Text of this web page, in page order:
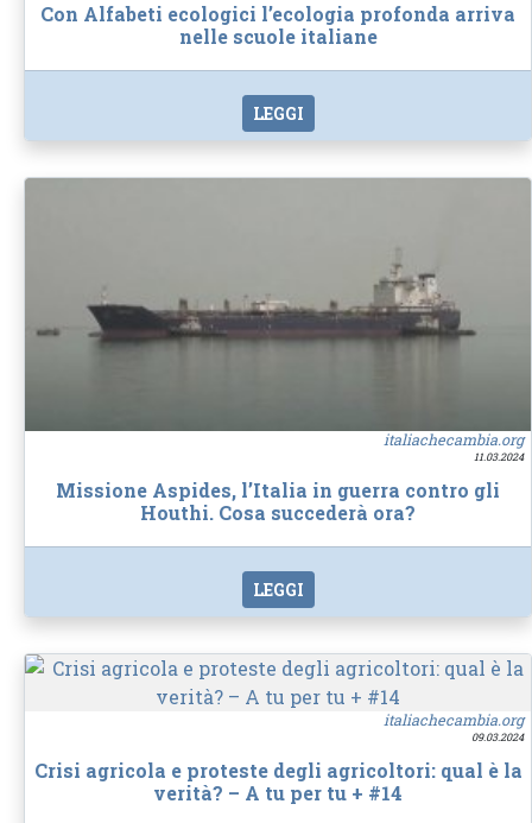
Con Alfabeti ecologici l’ecologia profonda arriva
nelle scuole italiane
LEGGI
italiachecambia.org
11.03.2024
Missione Aspides, l’Italia in guerra contro gli
Houthi. Cosa succederà ora?
LEGGI
italiachecambia.org
09.03.2024
Crisi agricola e proteste degli agricoltori: qual è la
verità? – A tu per tu + #14